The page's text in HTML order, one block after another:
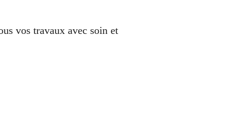
vos travaux avec soin et